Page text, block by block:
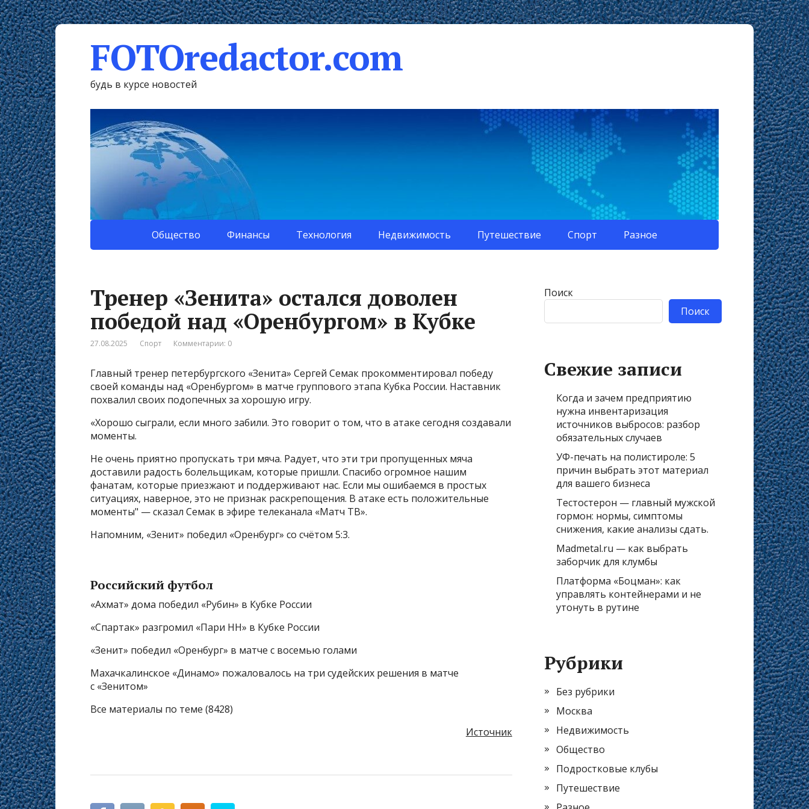
FOTOredactor.com
будь в курсе новостей
Общество Финансы Технология Недвижимость Путешествие Спорт Разное
Тренер «Зенита» остался доволен
победой над «Оренбургом» в Кубке
27.08.2025 Спорт Комментарии: 0
Главный тренер петербургского «Зенита» Сергей Семак прокомментировал победу
своей команды над «Оренбургом» в матче группового этапа Кубка России. Наставник
похвалил своих подопечных за хорошую игру.
«Хорошо сыграли, если много забили. Это говорит о том, что в атаке сегодня создавали
моменты.
Не очень приятно пропускать три мяча. Радует, что эти три пропущенных мяча
доставили радость болельщикам, которые пришли. Спасибо огромное нашим
фанатам, которые приезжают и поддерживают нас. Если мы ошибаемся в простых
ситуациях, наверное, это не признак раскрепощения. В атаке есть положительные
моменты" — сказал Семак в эфире телеканала «Матч ТВ».
Напомним, «Зенит» победил «Оренбург» со счётом 5:3.
Российский футбол
«Ахмат» дома победил «Рубин» в Кубке России
«Спартак» разгромил «Пари НН» в Кубке России
«Зенит» победил «Оренбург» в матче с восемью голами
Махачкалинское «Динамо» пожаловалось на три судейских решения в матче
с «Зенитом»
Все материалы по теме (8428)
Источник
Поиск
Поиск
Свежие записи
Когда и зачем предприятию
нужна инвентаризация
источников выбросов: разбор
обязательных случаев
УФ-печать на полистироле: 5
причин выбрать этот материал
для вашего бизнеса
Тестостерон — главный мужской
гормон: нормы, симптомы
снижения, какие анализы сдать.
Madmetal.ru — как выбрать
заборчик для клумбы
Платформа «Боцман»: как
управлять контейнерами и не
утонуть в рутине
Рубрики
Без рубрики
Москва
Недвижимость
Общество
Подростковые клубы
Путешествие